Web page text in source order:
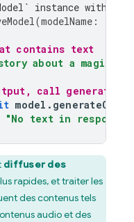
instance with a
(modelName :
contains text
about a magic
call
model .
"No text in
diffuser des
rapides, et traiter les
des contenus tels
audio et des